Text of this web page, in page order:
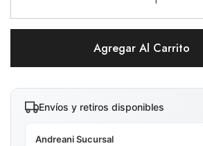
Agregar Al Carrito
Envíos y retiros disponibles
Andreani Sucursal